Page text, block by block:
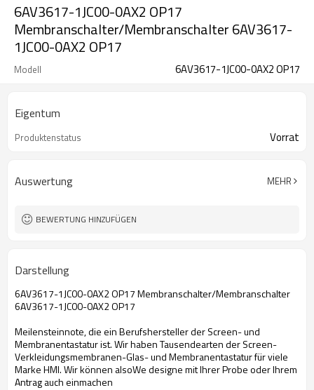
6AV3617-1JC00-0AX2 OP17
Membranschalter/Membranschalter 6AV3617-
1JC00-0AX2 OP17
Modell 6AV3617-1JC00-0AX2 OP17
Eigentum
Produktenstatus Vorrat
Auswertung MEHR
BEWERTUNG HINZUFÜGEN
Darstellung
6AV3617-1JC00-0AX2 OP17 Membranschalter/Membranschalter
6AV3617-1JC00-0AX2 OP17
Meilensteinnote, die ein Berufshersteller der Screen- und
Membranentastatur ist. Wir haben Tausendearten der Screen-
Verkleidungsmembranen-Glas- und Membranentastatur für viele
Marke HMI. Wir können alsoWe designe mit Ihrer Probe oder Ihrem
Antrag auch einmachen